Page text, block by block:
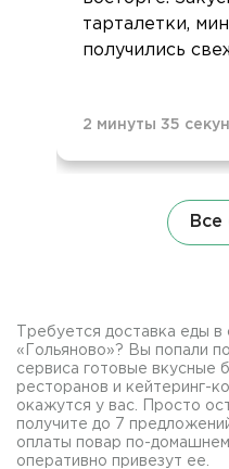
тарталетки,
получились
2 минуты 35
Все
Требуется доставка еды
«Гольяново»? Вы попали
сервиса готовые вкусные
ресторанов и кейтеринг-
окажутся у вас. Просто
получите до 7
оплаты повар по-
оперативно привезут ее.